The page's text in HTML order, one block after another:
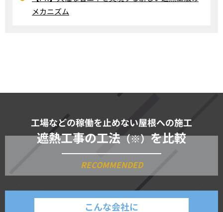
メカニズム
工場などの稼働を止めない屋根への施工
遮熱工事の工法（※）を比較
こんな会社に